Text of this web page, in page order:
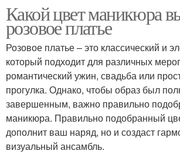
Какой цвет маникюра
розовое платье
Розовое платье – это классический и
который подходит для различных
романтический ужин, свадьба или
прогулка. Однако, чтобы образ был
завершенным, важно правильно
маникюра. Правильно подобранный
дополнит ваш наряд, но и создаст
визуальный ансамбль.